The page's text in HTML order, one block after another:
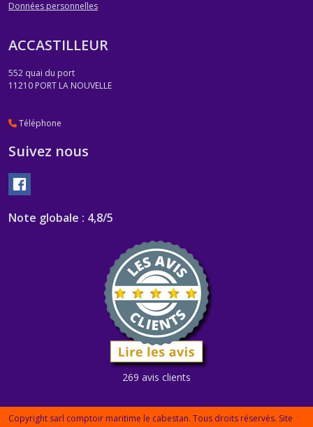
Données personnelles
ACCASTILLEUR
552 quai du port
11210 PORT LA NOUVELLE
Téléphone
Suivez nous
Note globale : 4,8/5
269 avis clients
Copyright sarl comptoir maritime le cabestan. Tous droits réservés. Site